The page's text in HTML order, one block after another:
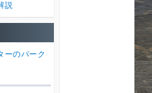
説
ーのパーク